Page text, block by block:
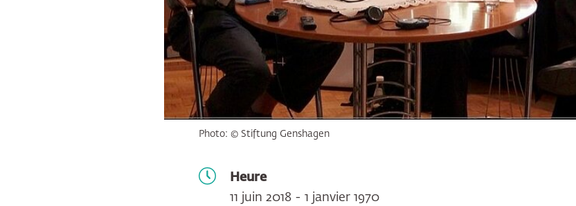
Photo: © Stiftung Genshagen
Heure
11 juin 2018 - 1 janvier 1970